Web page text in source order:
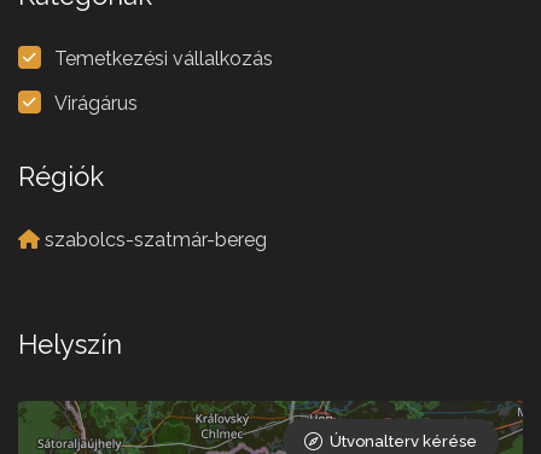
Temetkezési vállalkozás
Virágárus
Régiók
szabolcs-szatmár-bereg
Helyszín
Útvonalterv kérése